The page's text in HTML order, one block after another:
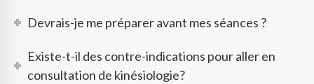
Devrais-je me préparer avant mes séances ?
Existe-t-il des contre-indications pour aller en
consultation de kinésiologie?